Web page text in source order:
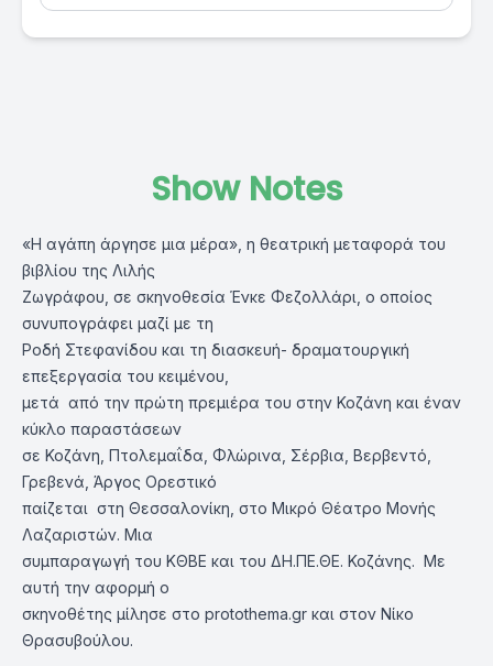
Show Notes
«Η αγάπη άργησε μια μέρα», η θεατρική μεταφορά του
βιβλίου της Λιλής
Ζωγράφου, σε σκηνοθεσία Ένκε Φεζολλάρι, ο οποίος
συνυπογράφει μαζί με τη
Ροδή Στεφανίδου και τη διασκευή- δραματουργική
επεξεργασία του κειμένου,
μετά από την πρώτη πρεμιέρα του στην Κοζάνη και έναν
κύκλο παραστάσεων
σε Κοζάνη, Πτολεμαΐδα, Φλώρινα, Σέρβια, Βερβεντό,
Γρεβενά, Άργος Ορεστικό
παίζεται στη Θεσσαλονίκη, στο Μικρό Θέατρο Μονής
Λαζαριστών. Μια
συμπαραγωγή του ΚΘΒΕ και του ΔΗ.ΠΕ.ΘΕ. Κοζάνης. Με
αυτή την αφορμή ο
σκηνοθέτης μίλησε στο protothema.gr και στον Νίκο
Θρασυβούλου.